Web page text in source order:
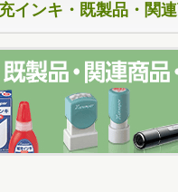
インキ・既製品・関